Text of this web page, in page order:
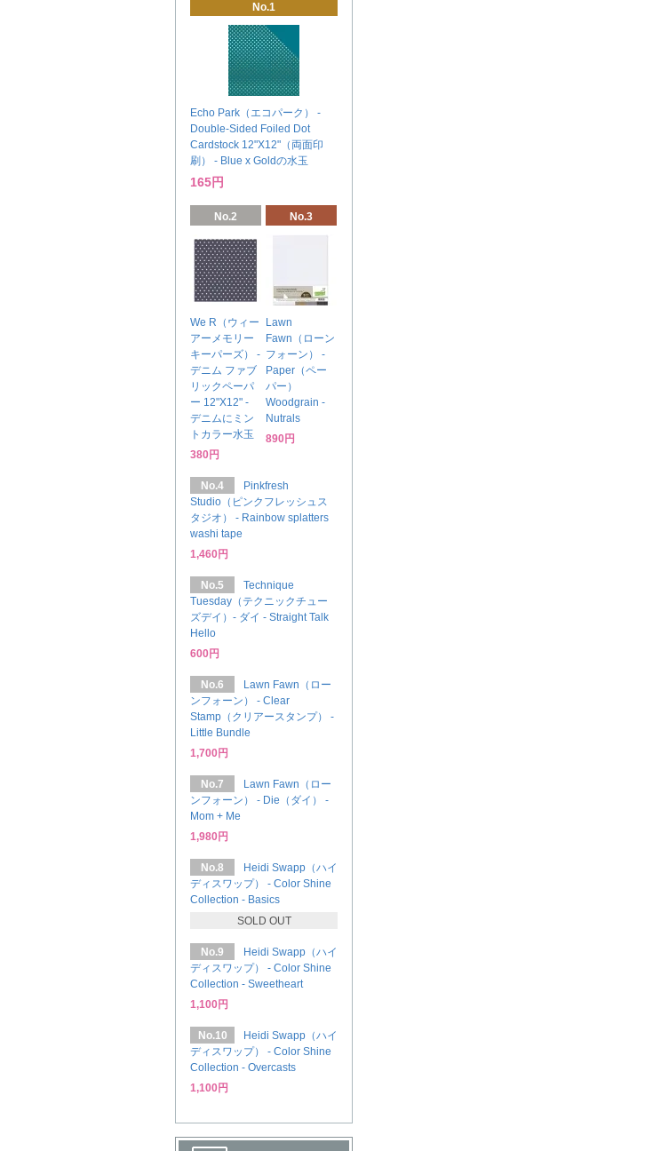
No.1
Echo Park（エコパーク） -
Double-Sided Foiled Dot
Cardstock 12"X12"（両面印
刷） - Blue x Goldの水玉
165円
No.2
We R（ウィー
アーメモリー
キーパーズ） -
デニム ファブ
リックペーパ
ー 12"X12" -
デニムにミン
トカラー水玉
380円
No.3
Lawn
Fawn（ローン
フォーン） -
Paper（ペー
パー）
Woodgrain -
Nutrals
890円
No.4
Pinkfresh
Studio（ピンクフレッシュス
タジオ） - Rainbow splatters
washi tape
1,460円
No.5
Technique
Tuesday（テクニックチュー
ズデイ）- ダイ - Straight Talk
Hello
600円
No.6
Lawn Fawn（ロー
ンフォーン） - Clear
Stamp（クリアースタンプ） -
Little Bundle
1,700円
No.7
Lawn Fawn（ロー
ンフォーン） - Die（ダイ） -
Mom + Me
1,980円
No.8
Heidi Swapp（ハイ
ディスワップ） - Color Shine
Collection - Basics
SOLD OUT
No.9
Heidi Swapp（ハイ
ディスワップ） - Color Shine
Collection - Sweetheart
1,100円
No.10
Heidi Swapp（ハイ
ディスワップ） - Color Shine
Collection - Overcasts
1,100円